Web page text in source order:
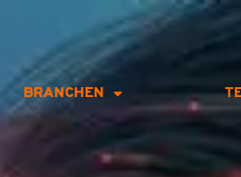
BRANCHEN